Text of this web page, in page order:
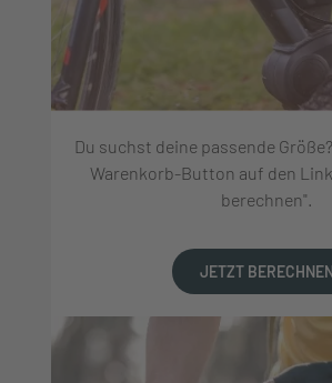
Du suchst deine passende
Warenkorb-Button auf den
berechnen".
JETZT